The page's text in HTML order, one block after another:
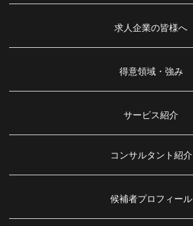
求人企業の皆様へ
得意領域・強み
サービス紹介
コンサルタント紹介
候補者プロフィール